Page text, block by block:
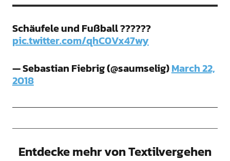
Schäufele und Fußball ??????
pic.twitter.com/qhC0Vx47wy
— Sebastian Fiebrig (@saumselig)March 22,
2018
Entdecke mehr von Textilvergehen